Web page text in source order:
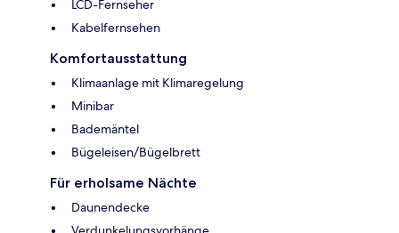
LCD-Fernseher
Kabelfernsehen
Komfortausstattung
Klimaanlage mit Klimaregelung
Minibar
Bademäntel
Bügeleisen/Bügelbrett
Für erholsame Nächte
Daunendecke